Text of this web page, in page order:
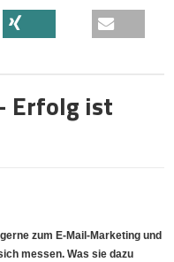
Erfolg ist
zum E-Mail-Marketing und
messen. Was sie dazu